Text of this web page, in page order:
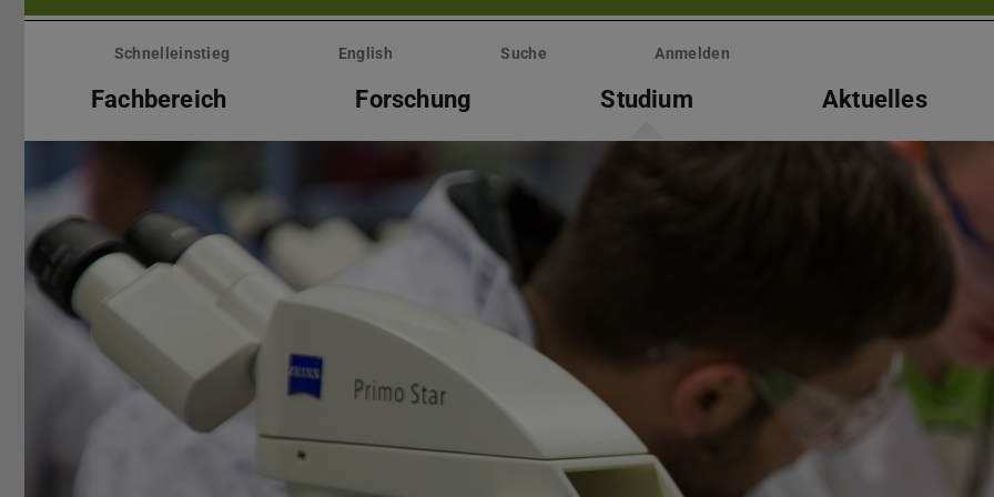
Menü
überspringenSchnelleinstieg English Suche Anmelden
Fachbereich Forschung Studium Aktuelles